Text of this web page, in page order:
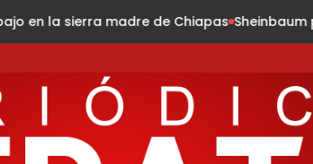
Chiapas Sheinbaum presenta la Jornada